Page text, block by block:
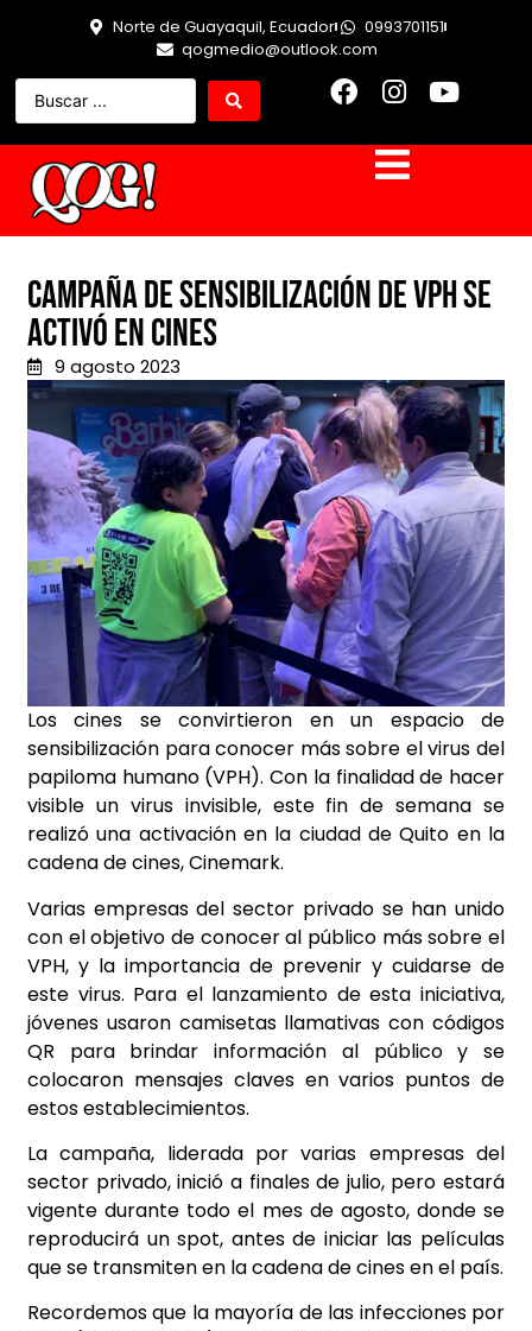
Norte de Guayaquil, Ecuador
0993701151
qogmedio@outlook.com
Campaña de Sensibilización de VPH se
activó en Cines
9 agosto 2023
Los cines se convirtieron en un espacio de
sensibilización para conocer más sobre el virus del
papiloma humano (VPH). Con la finalidad de hacer
visible un virus invisible, este fin de semana se
realizó una activación en la ciudad de Quito en la
cadena de cines, Cinemark.
Varias empresas del sector privado se han unido
con el objetivo de conocer al público más sobre el
VPH, y la importancia de prevenir y cuidarse de
este virus. Para el lanzamiento de esta iniciativa,
jóvenes usaron camisetas llamativas con códigos
QR para brindar información al público y se
colocaron mensajes claves en varios puntos de
estos establecimientos.
La campaña, liderada por varias empresas del
sector privado, inició a finales de julio, pero estará
vigente durante todo el mes de agosto, donde se
reproducirá un spot, antes de iniciar las películas
que se transmiten en la cadena de cines en el país.
Recordemos que la mayoría de las infecciones por